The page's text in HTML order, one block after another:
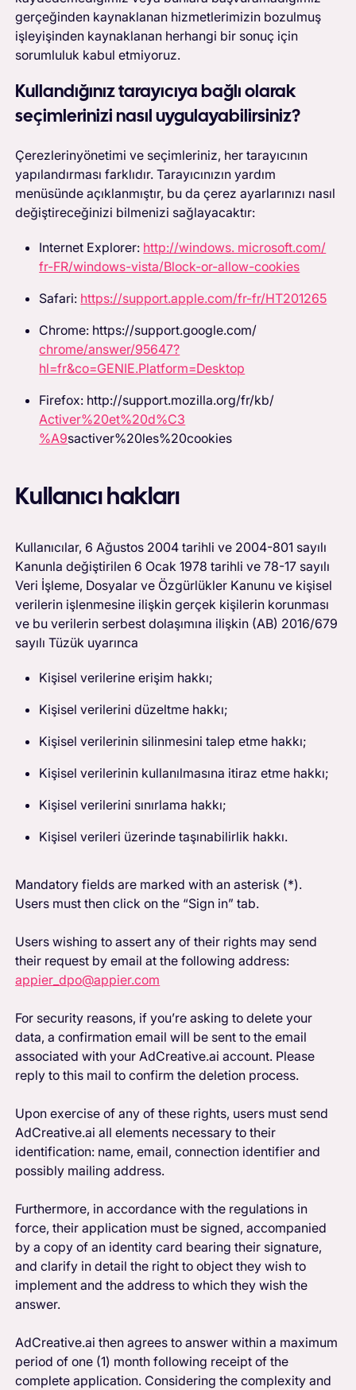
gerçeğinden kaynaklanan hizmetlerimizin bozulmuş
işleyişinden kaynaklanan herhangi bir sonuç için
sorumluluk kabul etmiyoruz.
Kullandığınız tarayıcıya bağlı olarak
seçimlerinizi nasıl uygulayabilirsiniz?
‍Çerezlerinyönetimi ve seçimleriniz, her tarayıcının
yapılandırması farklıdır. Tarayıcınızın yardım
menüsünde açıklanmıştır, bu da çerez ayarlarınızı nasıl
değiştireceğinizi bilmenizi sağlayacaktır:
Internet Explorer: http://windows. microsoft.com/
fr-FR/windows-vista/Block-or-allow-cookies
Safari: https://support.apple.com/fr-fr/HT201265
Chrome: https://support.google.com/
chrome/answer/95647?
hl=fr&co=GENIE.Platform=Desktop
Firefox: http://support.mozilla.org/fr/kb/
Activer%20et%20d%C3
%A9sactiver%20les%20cookies‍‍
Kullanıcı hakları
Kullanıcılar, 6 Ağustos 2004 tarihli ve 2004-801 sayılı
Kanunla değiştirilen 6 Ocak 1978 tarihli ve 78-17 sayılı
Veri İşleme, Dosyalar ve Özgürlükler Kanunu ve kişisel
verilerin işlenmesine ilişkin gerçek kişilerin korunması
ve bu verilerin serbest dolaşımına ilişkin (AB) 2016/679
sayılı Tüzük uyarınca
Kişisel verilerine erişim hakkı;
Kişisel verilerini düzeltme hakkı;
Kişisel verilerinin silinmesini talep etme hakkı;
Kişisel verilerinin kullanılmasına itiraz etme hakkı;
Kişisel verilerini sınırlama hakkı;
Kişisel verileri üzerinde taşınabilirlik hakkı.
Mandatory fields are marked with an asterisk (*).
Users must then click on the “Sign in” tab.
Users wishing to assert any of their rights may send
their request by email at the following address:
appier_dpo@appier.com
For security reasons, if you’re asking to delete your
data, a confirmation email will be sent to the email
associated with your AdCreative.ai account. Please
reply to this mail to confirm the deletion process.
Upon exercise of any of these rights, users must send
AdCreative.ai all elements necessary to their
identification: name, email, connection identifier and
possibly mailing address.
Furthermore, in accordance with the regulations in
force, their application must be signed, accompanied
by a copy of an identity card bearing their signature,
and clarify in detail the right to object they wish to
implement and the address to which they wish the
answer.
AdCreative.ai then agrees to answer within a maximum
period of one (1) month following receipt of the
complete application. Considering the complexity and